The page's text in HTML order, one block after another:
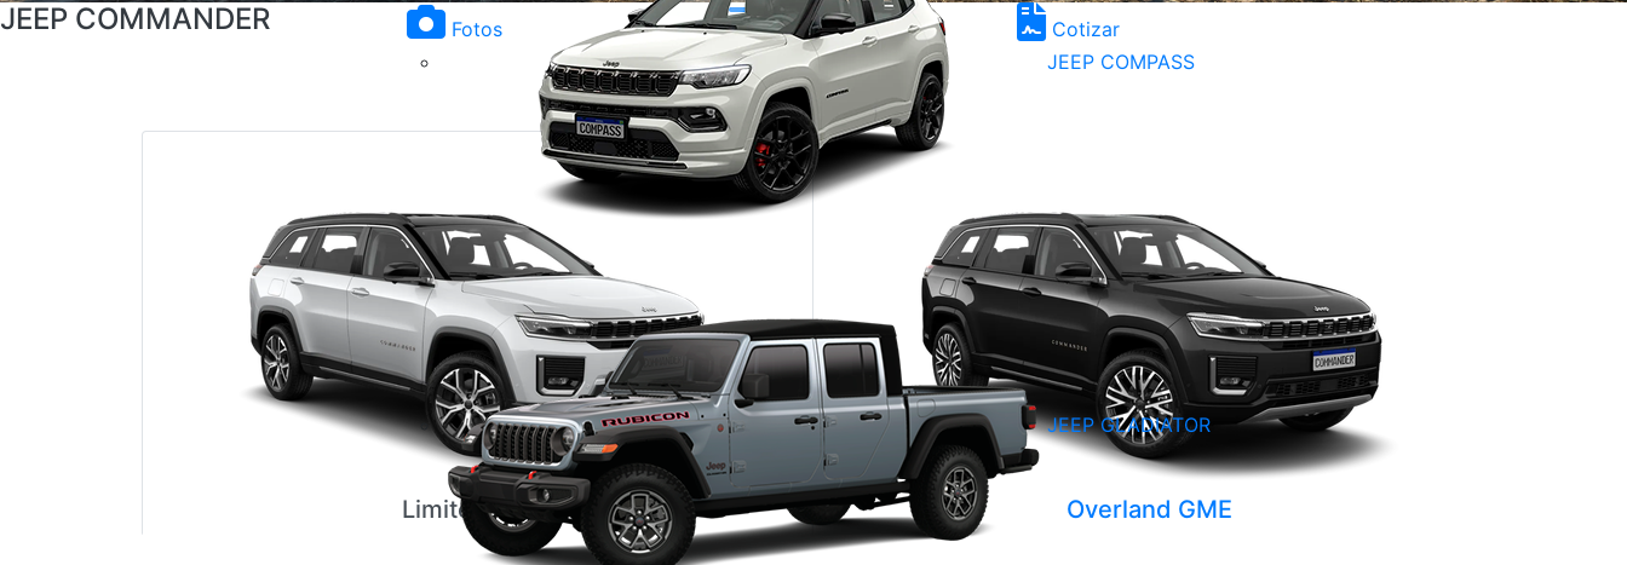
JEEP COMPASS
JEEP GLADIATOR
JEEP COMMANDER Fotos
FICHA
TÉCNICA
Cotizar
Limited T270 Overland GME